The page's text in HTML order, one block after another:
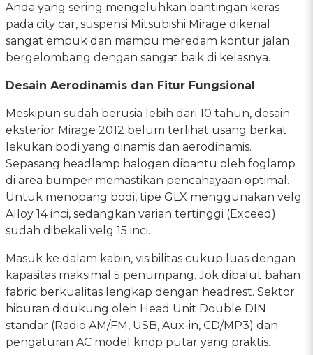
Anda yang sering mengeluhkan bantingan keras
pada city car, suspensi Mitsubishi Mirage dikenal
sangat empuk dan mampu meredam kontur jalan
bergelombang dengan sangat baik di kelasnya.
Desain Aerodinamis dan Fitur Fungsional
Meskipun sudah berusia lebih dari 10 tahun, desain
eksterior Mirage 2012 belum terlihat usang berkat
lekukan bodi yang dinamis dan aerodinamis.
Sepasang headlamp halogen dibantu oleh foglamp
di area bumper memastikan pencahayaan optimal.
Untuk menopang bodi, tipe GLX menggunakan velg
Alloy 14 inci, sedangkan varian tertinggi (Exceed)
sudah dibekali velg 15 inci.
Masuk ke dalam kabin, visibilitas cukup luas dengan
kapasitas maksimal 5 penumpang. Jok dibalut bahan
fabric berkualitas lengkap dengan headrest. Sektor
hiburan didukung oleh Head Unit Double DIN
standar (Radio AM/FM, USB, Aux-in, CD/MP3) dan
pengaturan AC model knop putar yang praktis.